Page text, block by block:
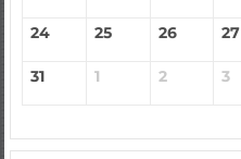
24 25 26 27
31 1 2 3